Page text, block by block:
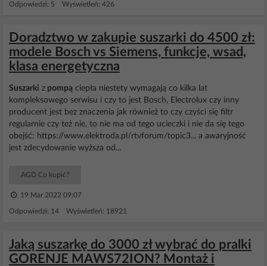
Odpowiedzi: 5 Wyświetleń: 426
Doradztwo w zakupie suszarki do 4500 zł:
modele Bosch vs Siemens, funkcje, wsad,
klasa energetyczna
Suszarki z pompą ciepła niestety wymagają co kilka lat
kompleksowego serwisu i czy to jest Bosch, Electrolux czy inny
producent jest bez znaczenia jak również to czy czyści się filtr
regularnie czy też nie, to nie ma od tego ucieczki i nie da się tego
obejść: https://www.elektroda.pl/rtvforum/topic3... a awaryjność
jest zdecydowanie wyższa od...
AGD Co kupić?
19 Mar 2022 09:07
Odpowiedzi: 14 Wyświetleń: 18921
Jaką suszarkę do 3000 zł wybrać do pralki
GORENJE MAWS72ION? Montaż i